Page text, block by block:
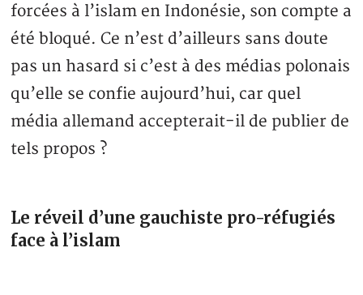
forcées à l’islam en Indonésie, son compte a
été bloqué. Ce n’est d’ailleurs sans doute
pas un hasard si c’est à des médias polonais
qu’elle se confie aujourd’hui, car quel
média allemand accepterait-il de publier de
tels propos ?
Le réveil d’une gauchiste pro-réfugiés
face à l’islam